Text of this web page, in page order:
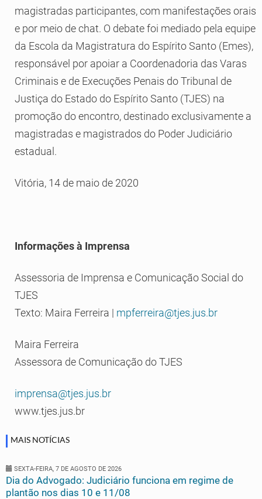
magistradas participantes, com manifestações orais
e por meio de chat. O debate foi mediado pela equipe
da Escola da Magistratura do Espírito Santo (Emes),
responsável por apoiar a Coordenadoria das Varas
Criminais e de Execuções Penais do Tribunal de
Justiça do Estado do Espírito Santo (TJES) na
promoção do encontro, destinado exclusivamente a
magistradas e magistrados do Poder Judiciário
estadual.
Vitória, 14 de maio de 2020
Informações à Imprensa
Assessoria de Imprensa e Comunicação Social do
TJES
Texto: Maira Ferreira | mpferreira@tjes.jus.br
Maira Ferreira
Assessora de Comunicação do TJES
imprensa@tjes.jus.br
www.tjes.jus.br
MAIS NOTÍCIAS
SEXTA-FEIRA, 7 DE AGOSTO DE 2026
Dia do Advogado: Judiciário funciona em regime de
plantão nos dias 10 e 11/08